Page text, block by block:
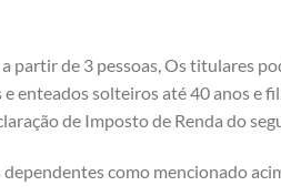
partir de 3 pessoas, Os titulares
enteados solteiros até 40 anos e
de Imposto de Renda do
como mencionado